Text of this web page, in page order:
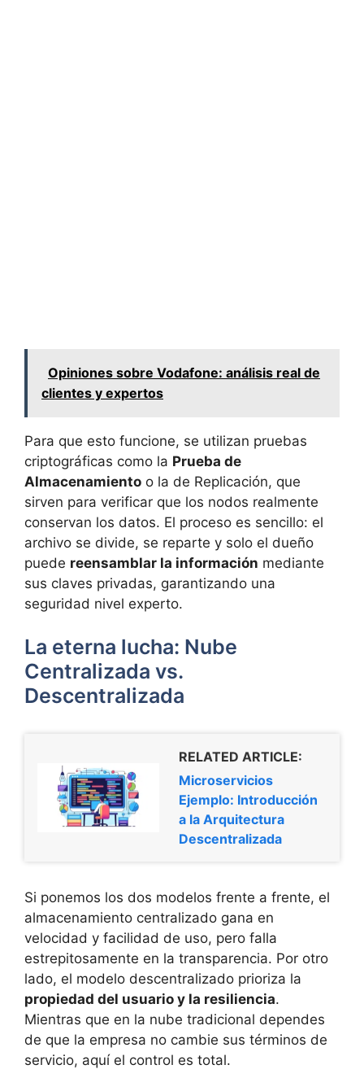
Opiniones sobre Vodafone: análisis real de
clientes y expertos
Para que esto funcione, se utilizan pruebas
criptográficas como la Prueba de
Almacenamiento o la de Replicación, que
sirven para verificar que los nodos realmente
conservan los datos. El proceso es sencillo: el
archivo se divide, se reparte y solo el dueño
puede reensamblar la información mediante
sus claves privadas, garantizando una
seguridad nivel experto.
La eterna lucha: Nube
Centralizada vs.
Descentralizada
RELATED ARTICLE:
Microservicios
Ejemplo: Introducción
a la Arquitectura
Descentralizada
Si ponemos los dos modelos frente a frente, el
almacenamiento centralizado gana en
velocidad y facilidad de uso, pero falla
estrepitosamente en la transparencia. Por otro
lado, el modelo descentralizado prioriza la
propiedad del usuario y la resiliencia.
Mientras que en la nube tradicional dependes
de que la empresa no cambie sus términos de
servicio, aquí el control es total.